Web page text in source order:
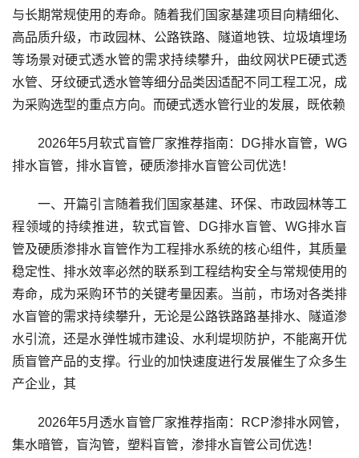
与长期常规使用的寿命。随着我们国家基建项目向精细化、
高品质升级，市政园林、公路铁路、隧道地铁、垃圾填埋场
等场景对硬式透水管的需求持续攀升，曲纹网状PE硬式透
水管、牙纹硬式透水管等细分品类因适配不同工程工况，成
为采购选型的重点方向。而硬式透水管行业的发展，既依赖
2026年5月软式盲管厂家推荐指南：DG排水盲管，WG
排水盲管，排水盲管，硬质渗排水盲管公司优选！
一、开篇引言随着我们国家基建、环保、市政园林等工
程领域的持续推进，软式盲管、DG排水盲管、WG排水盲
管及硬质渗排水盲管作为工程排水系统的核心组件，其质量
稳定性、排水效率必然的联系到工程结构安全与常规使用的
寿命，成为采购环节的关键考量因素。当前，市场对各类排
水盲管的需求持续攀升，无论是公路铁路路基排水、隧道渗
水引流，还是水弹性城市建设、水利堤坝防护，不能离开优
质盲管产品的支撑。行业的加快速度进行发展催生了众多生
产企业，其
2026年5月透水盲管厂家推荐指南：RCP渗排水网管，
集水暗管，盲沟管，塑料盲管，渗排水盲管公司优选！